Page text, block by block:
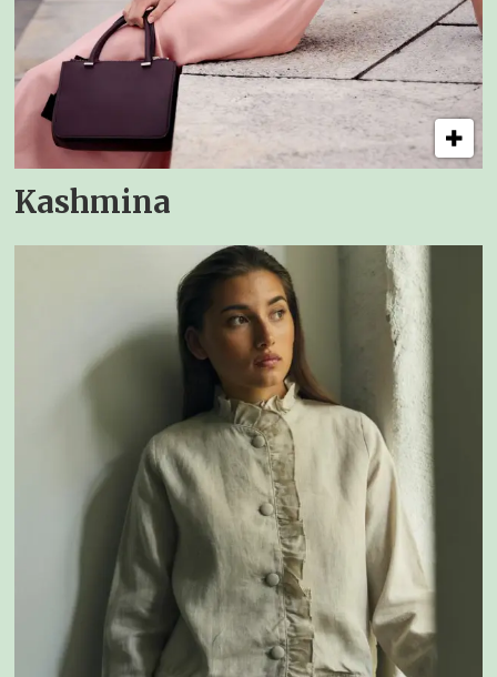
Kashmina